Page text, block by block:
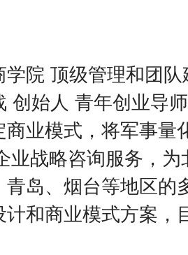
院 顶级管理和团
创始人 青年创业导
业模式，将军事量
业战略咨询服务，
岛、烟台等地区的
和商业模式方案，